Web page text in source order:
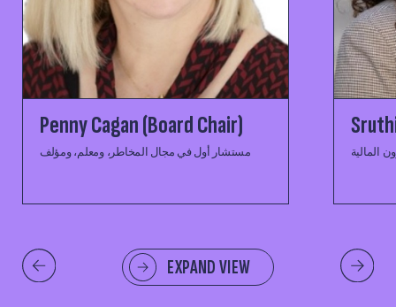
Penny Cagan (Board Chair)
مستشار أول في مجال المخاطر، ومعلم، ومؤلف
EXPAND VIEW